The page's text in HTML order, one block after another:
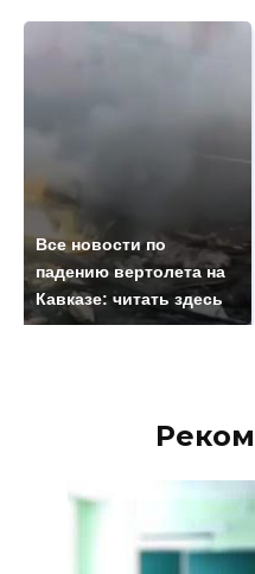
Все новости по
падению вертолета на
Кавказе: читать здесь